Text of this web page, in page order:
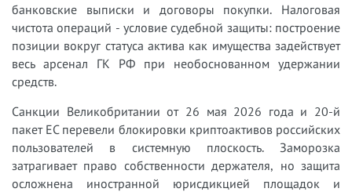
банковские выписки и договоры покупки. Налоговая
чистота операций - условие судебной защиты: построение
позиции вокруг статуса актива как имущества задействует
весь арсенал ГК РФ при необоснованном удержании
средств.
Санкции Великобритании от 26 мая 2026 года и 20-й
пакет ЕС перевели блокировки криптоактивов российских
пользователей в системную плоскость. Заморозка
затрагивает право собственности держателя, но защита
осложнена иностранной юрисдикцией площадок и